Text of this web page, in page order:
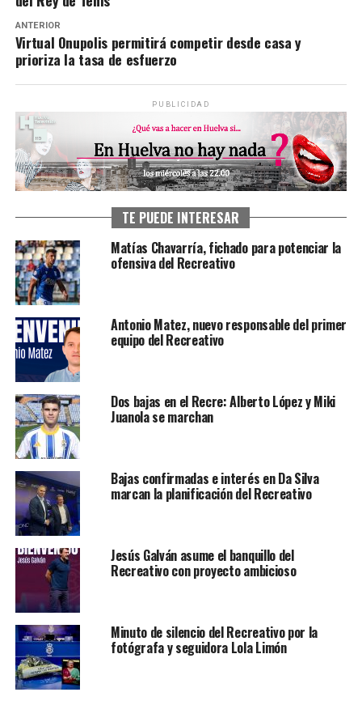
ANTERIOR
Virtual Onupolis permitirá competir desde casa y
prioriza la tasa de esfuerzo
PUBLICIDAD
TE PUEDE INTERESAR
Matías Chavarría, fichado para potenciar la
ofensiva del Recreativo
Antonio Matez, nuevo responsable del primer
equipo del Recreativo
Dos bajas en el Recre: Alberto López y Miki
Juanola se marchan
Bajas confirmadas e interés en Da Silva
marcan la planificación del Recreativo
Jesús Galván asume el banquillo del
Recreativo con proyecto ambicioso
Minuto de silencio del Recreativo por la
fotógrafa y seguidora Lola Limón